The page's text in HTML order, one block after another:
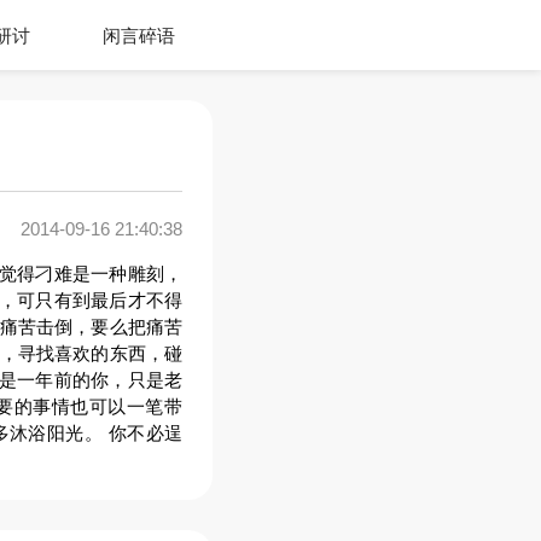
讨 闲言碎语
2014-09-16 21:40:38
得刁难是一种雕刻，
可只有到最后才不得
苦击倒，要么把痛苦
寻找喜欢的东西，碰
一年前的你，只是老
的事情也可以一笔带
沐浴阳光。 你不必逞